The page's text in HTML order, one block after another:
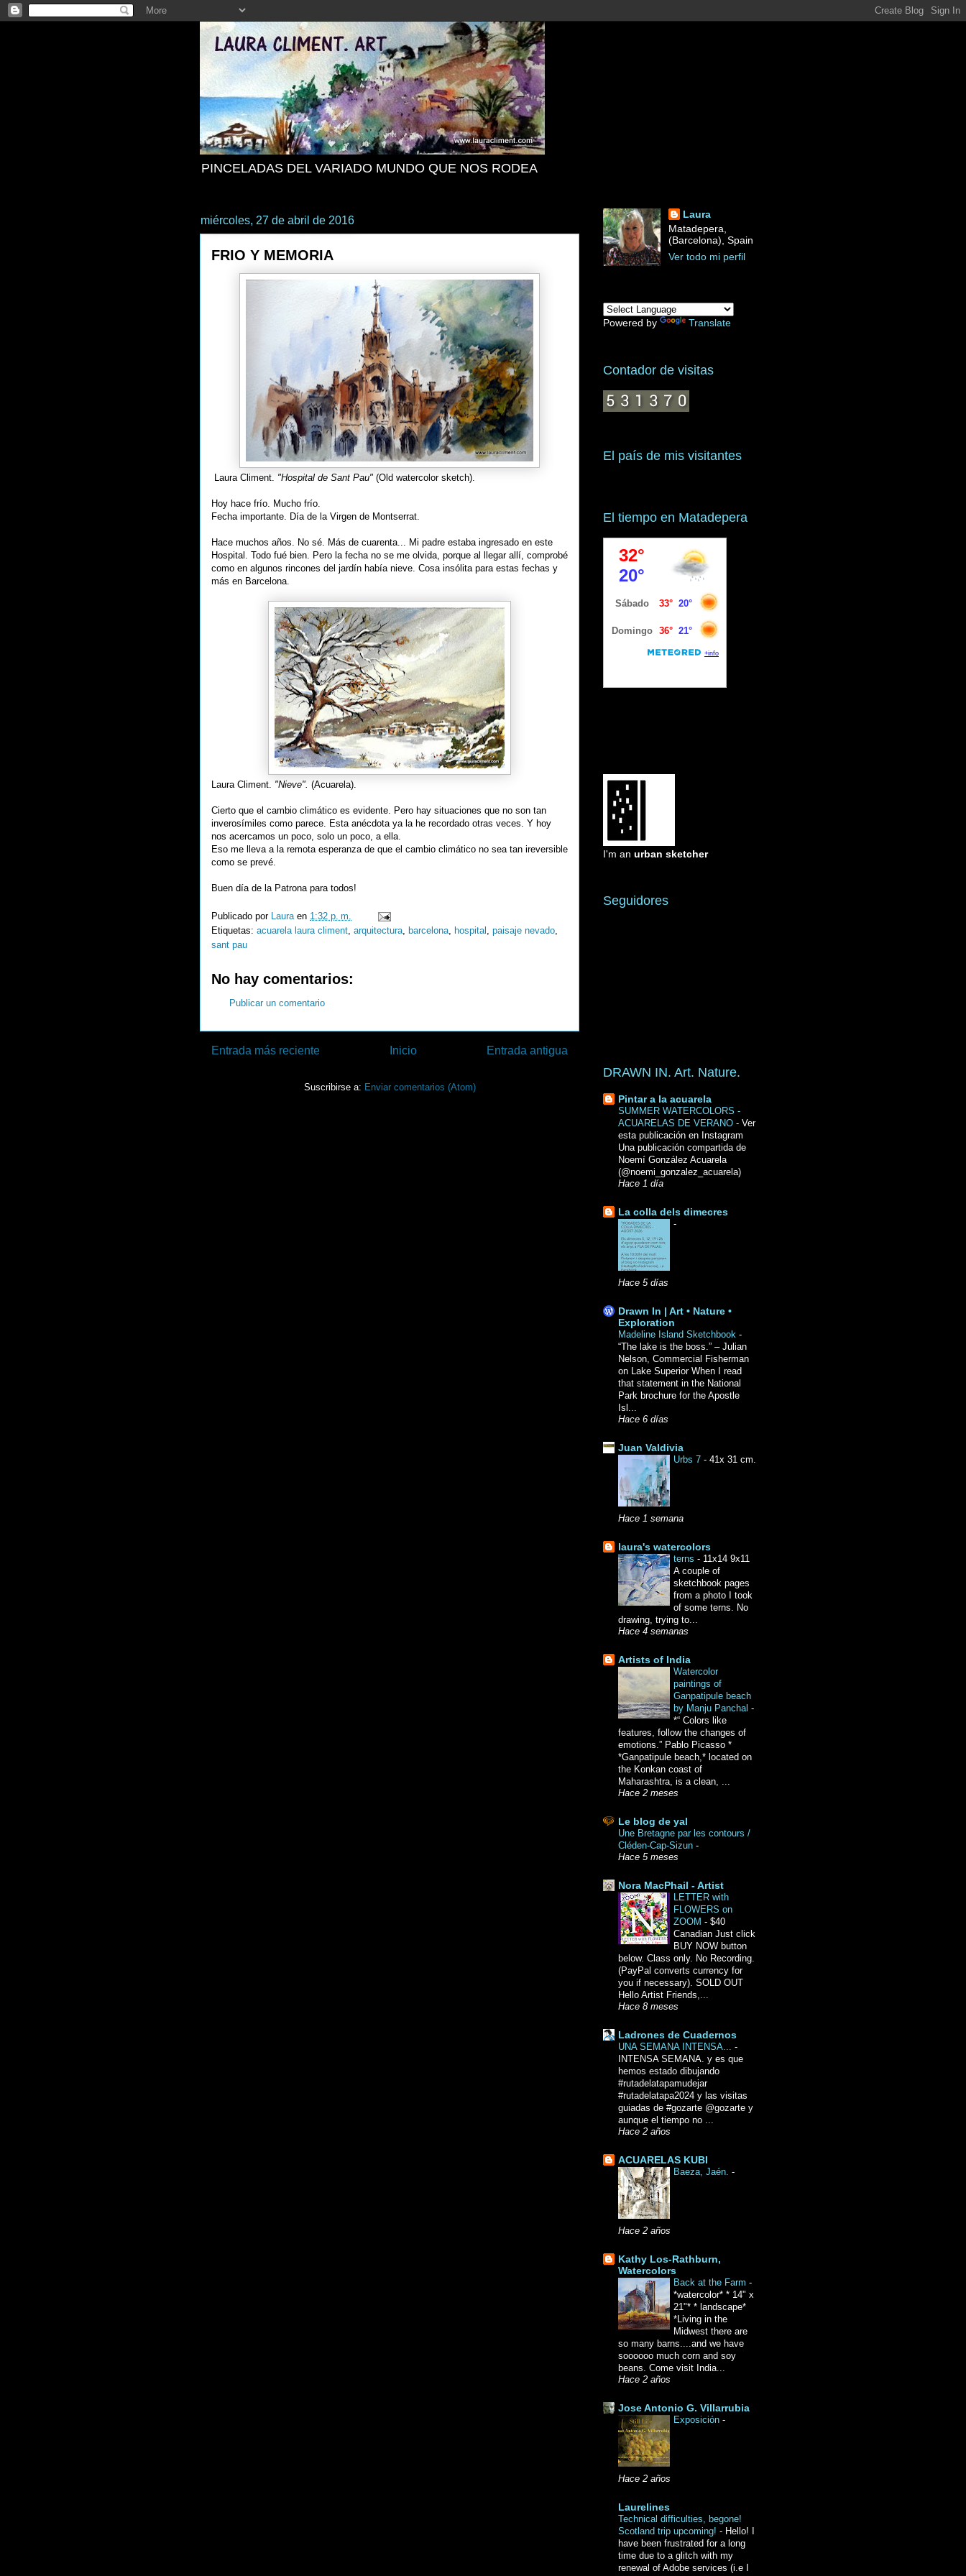
PINCELADAS DEL VARIADO MUNDO QUE NOS RODEA
miércoles, 27 de abril de 2016
FRIO Y MEMORIA
Laura Climent. "Hospital de Sant Pau" (Old watercolor sketch).
Hoy hace frío. Mucho frío.
Fecha importante. Día de la Virgen de Montserrat.
Hace muchos años. No sé. Más de cuarenta... Mi padre estaba ingresado en este
Hospital. Todo fué bien. Pero la fecha no se me olvida, porque al llegar allí, comprobé
como en algunos rincones del jardín había nieve. Cosa insólita para estas fechas y
más en Barcelona.
Laura Climent. "Nieve". (Acuarela).
Cierto que el cambio climático es evidente. Pero hay situaciones que no son tan
inverosímiles como parece. Esta anécdota ya la he recordado otras veces. Y hoy
nos acercamos un poco, solo un poco, a ella.
Eso me lleva a la remota esperanza de que el cambio climático no sea tan ireversible
como se prevé.
Buen día de la Patrona para todos!
Publicado por Laura en 1:32 p. m.
Etiquetas: acuarela laura climent arquitectura barcelona hospital paisaje nevado
sant pau
No hay comentarios:
Publicar un comentario
Entrada más reciente Entrada antigua
Inicio
Suscribirse a: Enviar comentarios (Atom)
Laura
Matadepera,
(Barcelona), Spain
Ver todo mi perfil
Powered by Translate
Contador de visitas
El país de mis visitantes
El tiempo en Matadepera
I'm an urban sketcher
Seguidores
DRAWN IN. Art. Nature.
Pintar a la acuarela
SUMMER WATERCOLORS -
ACUARELAS DE VERANO - Ver
esta publicación en Instagram
Una publicación compartida de
Noemí González Acuarela
(@noemi_gonzalez_acuarela)
Hace 1 día
La colla dels dimecres
-
Hace 5 días
Drawn In | Art • Nature •
Exploration
Madeline Island Sketchbook -
“The lake is the boss.” – Julian
Nelson, Commercial Fisherman
on Lake Superior When I read
that statement in the National
Park brochure for the Apostle
Isl...
Hace 6 días
Juan Valdivia
Urbs 7 - 41x 31 cm.
Hace 1 semana
laura's watercolors
terns - 11x14 9x11
A couple of
sketchbook pages
from a photo I took
of some terns. No
drawing, trying to...
Hace 4 semanas
Artists of India
Watercolor
paintings of
Ganpatipule beach
by Manju Panchal -
*“ Colors like
features, follow the changes of
emotions.” Pablo Picasso *
*Ganpatipule beach,* located on
the Konkan coast of
Maharashtra, is a clean, ...
Hace 2 meses
Le blog de yal
Une Bretagne par les contours /
Cléden-Cap-Sizun -
Hace 5 meses
Nora MacPhail - Artist
LETTER with
FLOWERS on
ZOOM - $40
Canadian Just click
BUY NOW button
below. Class only. No Recording.
(PayPal converts currency for
you if necessary). SOLD OUT
Hello Artist Friends,...
Hace 8 meses
Ladrones de Cuadernos
UNA SEMANA INTENSA... -
INTENSA SEMANA. y es que
hemos estado dibujando
#rutadelatapamudejar
#rutadelatapa2024 y las visitas
guiadas de #gozarte @gozarte y
aunque el tiempo no ...
Hace 2 años
ACUARELAS KUBI
Baeza, Jaén. -
Hace 2 años
Kathy Los-Rathburn,
Watercolors
Back at the Farm -
*watercolor* * 14" x
21"* * landscape*
*Living in the
Midwest there are
so many barns....and we have
soooooo much corn and soy
beans. Come visit India...
Hace 2 años
Jose Antonio G. Villarrubia
Exposición -
Hace 2 años
Laurelines
Technical difficulties, begone!
Scotland trip upcoming! - Hello! I
have been frustrated for a long
time due to a glitch with my
renewal of Adobe services (i.e I